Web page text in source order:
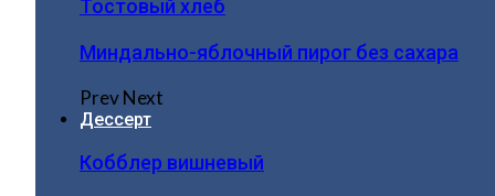
Тостовый хлеб
Миндально-яблочный пирог без сахара
PrevNext
Дессерт
Кобблер вишневый